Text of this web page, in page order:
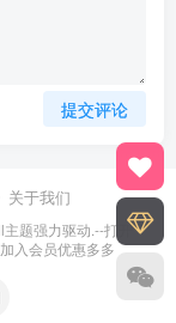
提交评论
关于我们
主题强力驱动.--打开
入会员优惠多多